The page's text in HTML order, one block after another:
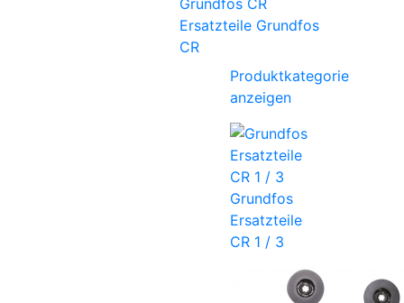
Ersatzteile Grundfos
CR
Produktkategorie
anzeigen
Grundfos
Ersatzteile
CR 1 / 3